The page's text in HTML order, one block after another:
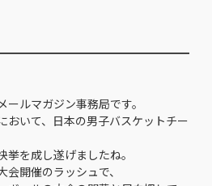
ルマガジン事務局です。
いて、日本の男子バスケットチー
を成し遂げましたね。
開催のラッシュで、